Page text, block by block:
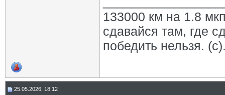
133000 км на 1.8
сдавайся там, где
победить нельзя.
25.05.2026, 18:12